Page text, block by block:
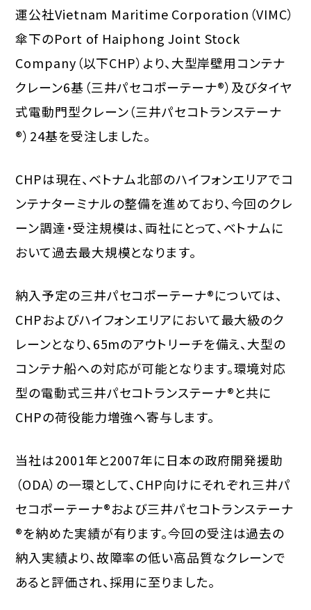
運公社Vietnam Maritime Corporation（VIMC）
傘下のPort of Haiphong Joint Stock
Company（以下CHP）より、大型岸壁用コンテナ
クレーン6基（三井パセコポーテーナ®）及びタイヤ
式電動門型クレーン（三井パセコトランステーナ
®）24基を受注しました。
CHPは現在、ベトナム北部のハイフォンエリアでコ
ンテナターミナルの整備を進めており、今回のクレ
ーン調達・受注規模は、両社にとって、ベトナムに
おいて過去最大規模となります。
納入予定の三井パセコポーテーナ®については、
CHPおよびハイフォンエリアにおいて最大級のク
レーンとなり、65mのアウトリーチを備え、大型の
コンテナ船への対応が可能となります。環境対応
型の電動式三井パセコトランステーナ®と共に
CHPの荷役能力増強へ寄与します。
当社は2001年と2007年に日本の政府開発援助
（ODA）の一環として、CHP向けにそれぞれ三井パ
セコポーテーナ®および三井パセコトランステーナ
®を納めた実績が有ります。今回の受注は過去の
納入実績より、故障率の低い高品質なクレーンで
あると評価され、採用に至りました。